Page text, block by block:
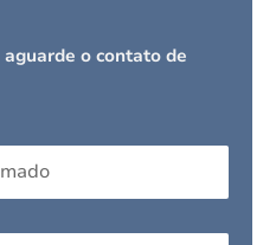
o contato de